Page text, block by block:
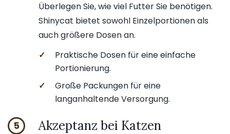
Überlegen Sie, wie viel Futter Sie benötigen.
Shinycat bietet sowohl Einzelportionen als
auch größere Dosen an.
✓
Praktische Dosen für eine einfache
Portionierung.
✓
Große Packungen für eine
langanhaltende Versorgung.
5 Akzeptanz bei Katzen